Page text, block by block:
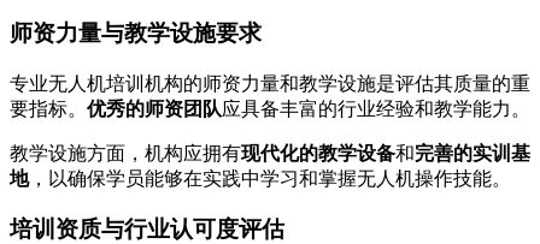
师资力量与教学设施要求
专业无人机培训机构的师资力量和教学设施是评估其质量的重
要指标。 优秀的师资团队应具备丰富的行业经验和教学能力。
教学设施方面，机构应拥有现代化的教学设备和完善的实训基
地，以确保学员能够在实践中学习和掌握无人机操作技能。
培训资质与行业认可度评估